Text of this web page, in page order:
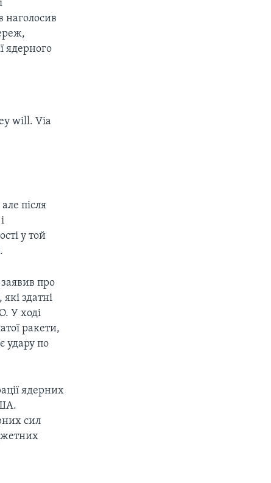
наголосив
ядерного
will. Via
після
у той
про
які здатні
У ході
ракети,
удару по
ядерних
сил